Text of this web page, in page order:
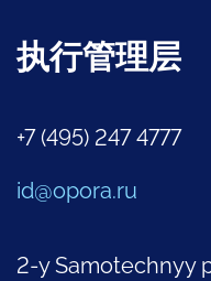
执行管理层
+7 (495) 247 4777
id@opora.ru
2-y Samotechnyy